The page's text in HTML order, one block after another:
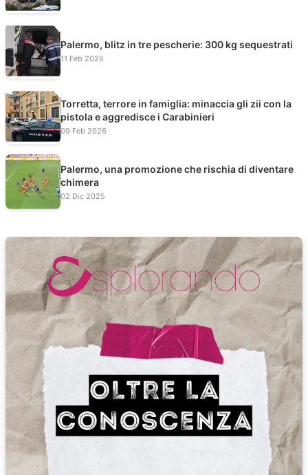
Palermo, blitz in tre pescherie: 300 kg sequestrati
11 Feb 2026
Torretta, terrore in famiglia: minaccia gli zii con la
pistola e aggredisce i Carabinieri
09 Feb 2026
Palermo, una promozione che rischia di diventare
chimera
02 Dic 2025